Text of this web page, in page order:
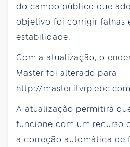
do campo público que
objetivo foi corrigir falhas
estabilidade.
Com a atualização, o
Master foi alterado para
http://
A atualização permitirá
funcione com um recurso
a correção automática de